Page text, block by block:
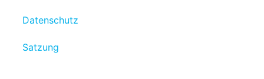
Datenschutz
Satzung